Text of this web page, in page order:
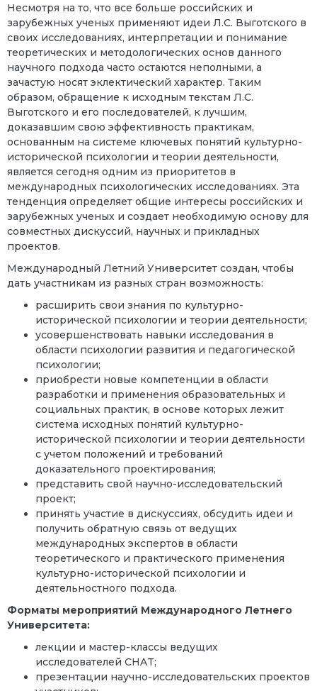
Несмотря на то, что все больше российских и
зарубежных ученых применяют идеи Л.С. Выготского в
своих исследованиях, интерпретации и понимание
теоретических и методологических основ данного
научного подхода часто остаются неполными, а
зачастую носят эклектический характер. Таким
образом, обращение к исходным текстам Л.С.
Выготского и его последователей, к лучшим,
доказавшим свою эффективность практикам,
основанным на системе ключевых понятий культурно-
исторической психологии и теории деятельности,
является сегодня одним из приоритетов в
международных психологических исследованиях. Эта
тенденция определяет общие интересы российских и
зарубежных ученых и создает необходимую основу для
совместных дискуссий, научных и прикладных
проектов.
Международный Летний Университет создан, чтобы
дать участникам из разных стран возможность:
расширить свои знания по культурно-
исторической психологии и теории деятельности;
усовершенствовать навыки исследования в
области психологии развития и педагогической
психологии;
приобрести новые компетенции в области
разработки и применения образовательных и
социальных практик, в основе которых лежит
система исходных понятий культурно-
исторической психологии и теории деятельности
с учетом положений и требований
доказательного проектирования;
представить свой научно-исследовательский
проект;
принять участие в дискуссиях, обсудить идеи и
получить обратную связь от ведущих
международных экспертов в области
теоретического и практического применения
культурно-исторической психологии и
деятельностного подхода.
Форматы мероприятий Международного Летнего
Университета:
лекции и мастер-классы ведущих
исследователей CHAT;
презентации научно-исследовательских проектов